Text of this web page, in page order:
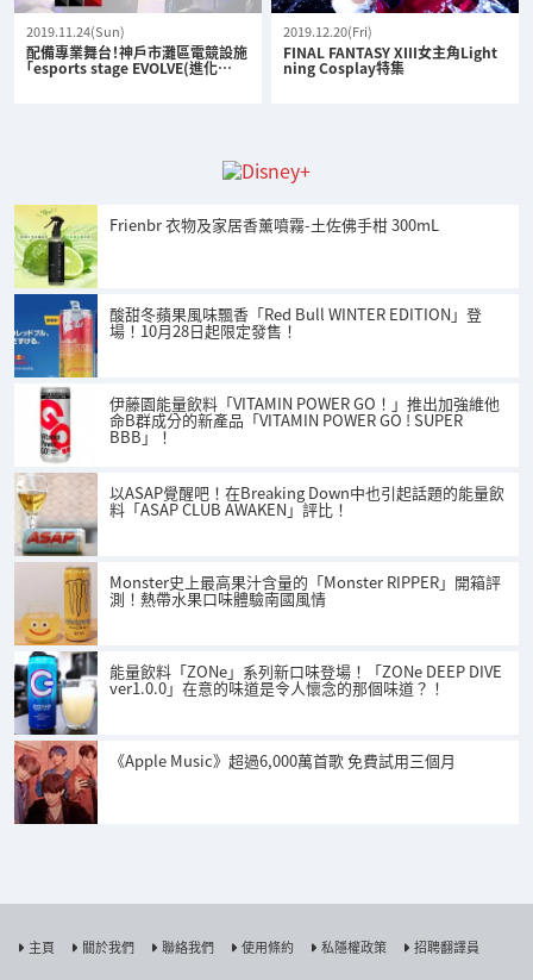
2019.11.24(Sun)
配備專業舞台！神戶市灘區電競設施
「esports stage EVOLVE(進化…
2019.12.20(Fri)
FINAL FANTASY XIII女主角Light
ning Cosplay特集
Frienbr 衣物及家居香薰噴霧-土佐佛手柑 300mL
酸甜冬蘋果風味飄香「Red Bull WINTER EDITION」登
場！10月28日起限定發售！
伊藤園能量飲料「VITAMIN POWER GO！」推出加強維他
命B群成分的新產品「VITAMIN POWER GO ! SUPER
BBB」！
以ASAP覺醒吧！在Breaking Down中也引起話題的能量飲
料「ASAP CLUB AWAKEN」評比！
Monster史上最高果汁含量的「Monster RIPPER」開箱評
測！熱帶水果口味體驗南國風情
能量飲料「ZONe」系列新口味登場！「ZONe DEEP DIVE
ver1.0.0」在意的味道是令人懷念的那個味道？！
《Apple Music》超過6,000萬首歌 免費試用三個月
主頁 關於我們 聯絡我們 使用條約 私隱權政策 招聘翻譯員